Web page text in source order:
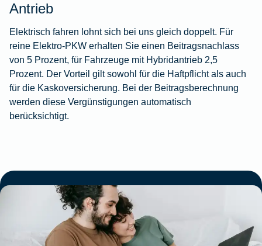
Antrieb
Elektrisch fahren lohnt sich bei uns gleich doppelt. Für
reine Elektro‑PKW erhalten Sie einen Beitragsnachlass
von 5 Prozent, für Fahrzeuge mit Hybridantrieb 2,5
Prozent. Der Vorteil gilt sowohl für die Haftpflicht als auch
für die Kaskoversicherung. Bei der Beitragsberechnung
werden diese Vergünstigungen automatisch
berücksichtigt.